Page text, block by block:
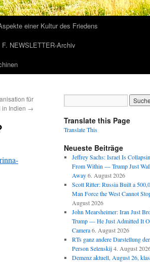
einer Kultur des Friedens
F. NEWSLETTER-Archiv
für
in Indien →
Translate this Page
Translate This
Neueste Beiträge
Jeffrey Sachs: Israel Is
From Within — Trump Just
Away 6. August 2026
Scott Ritter: Russia Built a
Man Force the West Cannot
August 2026
John Mearsheimer: Iran Just
Trump — He Just Admitted It
Camera 6. August 2026
RTs ganz andere Darstellung der
Person Selenskij 4. August
Demenz aktuell, August 26,